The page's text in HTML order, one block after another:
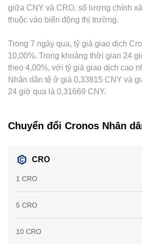
chọn (nếu có), dòng tiền lớn từ ví cá
staking/unstaking của validator, và biến
conversion rate CRO/CNY.
hiệu dụng khác nhau, phản ánh trực
Hoạt động arbitrage giữa các sàn giúp
không hoàn hảo do chi phí, thời gian
lệch thanh khoản và rủi ro thị trường,
CRO/CNY vẫn có thể biến động lệch
giữa CNY và CRO, số lượng chính
thuộc vào biến động thị trường.
Trong 7 ngày qua, tỷ giá giao dịch
10,00%. Trong khoảng thời gian 24
theo 4,00%, với tỷ giá giao dịch cao
Nhân dân tệ ở giá 0,33815 CNY và
24 giờ qua là 0,31669 CNY.
Chuyển đổi Cronos Nhân
CRO
1 CRO
5 CRO
10 CRO